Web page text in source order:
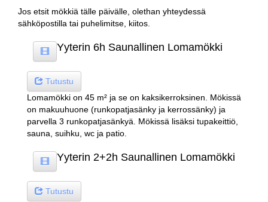
Jos etsit mökkiä tälle päivälle, olethan yhteydessä
sähköpostilla tai puhelimitse, kiitos.
Yyterin 6h Saunallinen Lomamökki
Tutustu
Lomamökki on 45 m² ja se on kaksikerroksinen. Mökissä
on makuuhuone (runkopatjasänky ja kerrossänky) ja
parvella 3 runkopatjasänkyä. Mökissä lisäksi tupakeittiö,
sauna, suihku, wc ja patio.
Yyterin 2+2h Saunallinen Lomamökki
Tutustu